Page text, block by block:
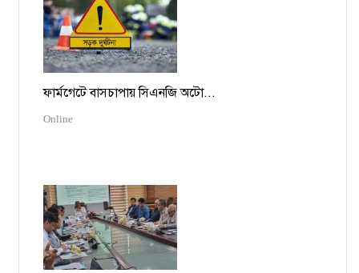
ফার্মগেটে বাসচাপায় সিএনজি অটো...
Online